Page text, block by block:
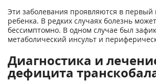
Эти заболевания проявляются в первый
ребенка. В редких случаях болезнь
бессимптомно. В одном случае был
метаболический инсульт и
Диагностика и
дефицита